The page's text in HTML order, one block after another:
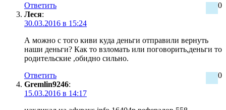
0
Ответить
Леся:
30.03.2016 в 15:24
А можно с того киви куда деньги отправили вернуть
наши деньги? Как то взломать или поговорить,деньги то
родительские ,обидно сильно.
0
Ответить
Gremlin9246:
15.03.2016 в 14:17